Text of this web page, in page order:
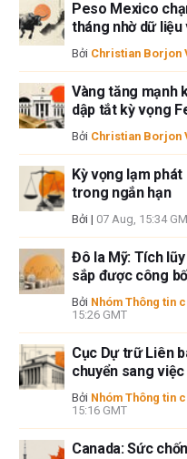
lỗi và thiếu sót.
Tác giả và FXStreet không phải
có nội dung nào trong bài viết
Peso Mexico
tháng nhờ dữ liệu
Bởi Christian Borjon
Vàng tăng mạnh
dập tắt kỳ vọng
Bởi Christian Borjon
Kỳ vọng lạm
trong ngắn hạn
Bởi | 07 Aug, 15:34
Đô la Mỹ: Tích
sắp được công
Bởi Nhóm Thông tin
15:26 GMT
Cục Dự trữ Liên
chuyển sang việc
Bởi Nhóm Thông tin
15:16 GMT
Canada: Sức